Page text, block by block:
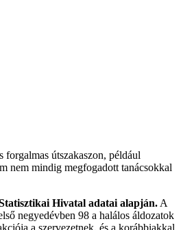
forgalmas útszakaszon, például
nem mindig megfogadott tanácsokkal
Hivatal adatai alapján. A
negyedévben 98 a halálos áldozatok
a szervezetnek, és a korábbiakkal